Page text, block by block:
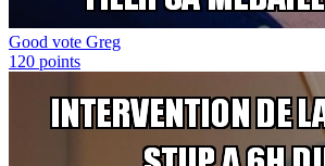
Good vote Greg
120 points